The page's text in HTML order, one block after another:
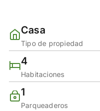
Casa
Tipo de propiedad
4
Habitaciones
1
Parqueaderos